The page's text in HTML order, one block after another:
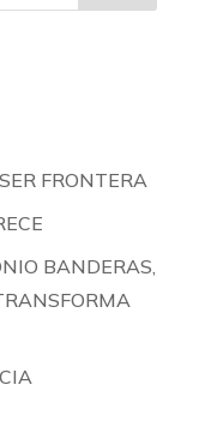
FRONTERA
BANDERAS,